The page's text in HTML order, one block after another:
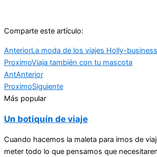
Comparte este artículo:
AnteriorLa moda de los viajes Holly-business
ProximoViaja también con tu mascota
AntAnterior
ProximoSiguiente
Más popular
Un botiquín de viaje
Cuando hacemos la maleta para irnos de
meter todo lo que pensamos que